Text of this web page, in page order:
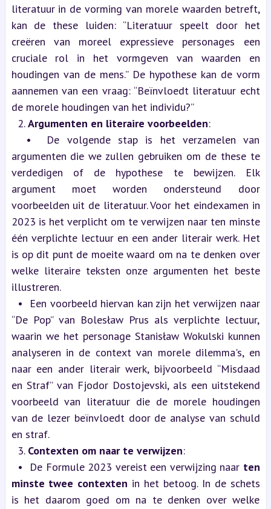
literatuur in de vorming van morele waarden betreft,
kan de these luiden: “Literatuur speelt door het
creëren van moreel expressieve personages een
cruciale rol in het vormgeven van waarden en
houdingen van de mens.” De hypothese kan de vorm
aannemen van een vraag: “Beïnvloedt literatuur echt
de morele houdingen van het individu?”
2. Argumenten en literaire voorbeelden:
•  De volgende stap is het verzamelen van
argumenten die we zullen gebruiken om de these te
verdedigen of de hypothese te bewijzen. Elk
argument moet worden ondersteund door
voorbeelden uit de literatuur. Voor het eindexamen in
2023 is het verplicht om te verwijzen naar ten minste
één verplichte lectuur en een ander literair werk. Het
is op dit punt de moeite waard om na te denken over
welke literaire teksten onze argumenten het beste
illustreren.
•  Een voorbeeld hiervan kan zijn het verwijzen naar
“De Pop” van Bolesław Prus als verplichte lectuur,
waarin we het personage Stanisław Wokulski kunnen
analyseren in de context van morele dilemma's, en
naar een ander literair werk, bijvoorbeeld “Misdaad
en Straf” van Fjodor Dostojevski, als een uitstekend
voorbeeld van literatuur die de morele houdingen
van de lezer beïnvloedt door de analyse van schuld
en straf.
3. Contexten om naar te verwijzen:
•  De Formule 2023 vereist een verwijzing naar ten
minste twee contexten in het betoog. In de schets
is het daarom goed om na te denken over welke